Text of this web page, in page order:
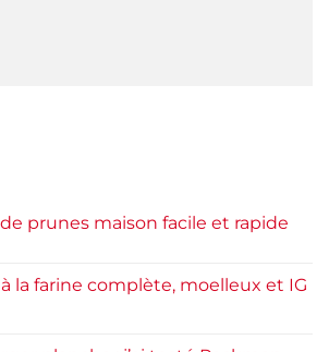
prunes maison facile et rapide
la farine complète, moelleux et IG